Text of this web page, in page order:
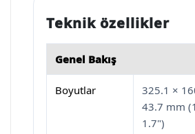
Teknik özellikler
Genel Bakış
Boyutlar
325.1 ×
43.7 mm
1.7")